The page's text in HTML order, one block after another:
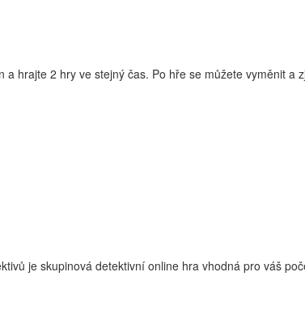
hrajte 2 hry ve stejný čas. Po hře se můžete vyměnit a
je skupinová detektivní online hra vhodná pro váš